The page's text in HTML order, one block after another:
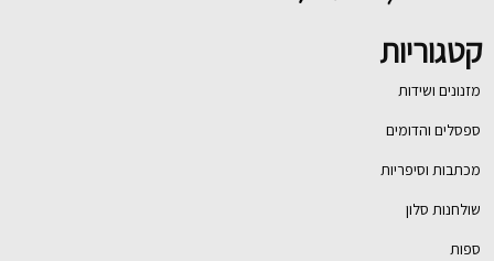
קטגוריות
מזנונים ושידות
ספסלים והדומים
מכתבות וסיפריות
שולחנות סלון
ספות